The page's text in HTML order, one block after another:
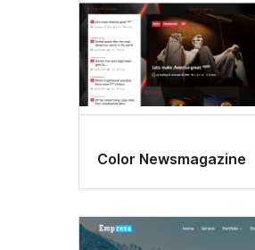
Color Newsmagazine